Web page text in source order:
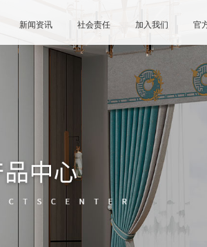
新闻资讯 社会责任 加入我们 官